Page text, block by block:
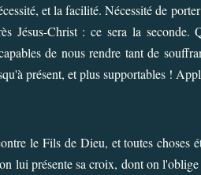
et la facilité. Nécessité de
Jésus-Christ : ce sera la seconde.
de nous rendre tant de
présent, et plus supportables !
le Fils de Dieu, et toutes choses
lui présente sa croix, dont on